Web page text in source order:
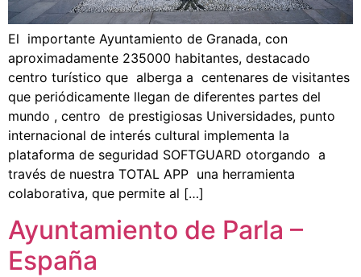
El importante Ayuntamiento de Granada, con
aproximadamente 235000 habitantes, destacado
centro turístico que alberga a centenares de visitantes
que periódicamente llegan de diferentes partes del
mundo , centro de prestigiosas Universidades, punto
internacional de interés cultural implementa la
plataforma de seguridad SOFTGUARD otorgando a
través de nuestra TOTAL APP una herramienta
colaborativa, que permite al […]
Ayuntamiento de Parla –
España